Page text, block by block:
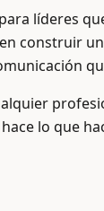
líderes
construir
lo que